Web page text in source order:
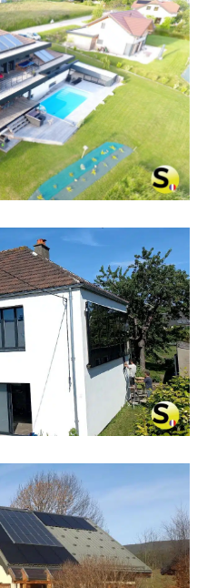
SOLISART À
SAVOIE
SOLISART SC1
– MANCHE
SOLISART À